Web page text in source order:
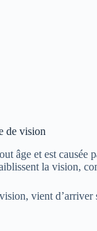
de vision
âge et est
la vision,
vient d’arriver